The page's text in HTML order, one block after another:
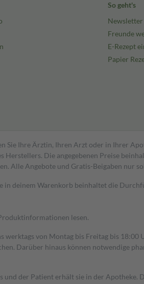
So geht's
Freunde
E-Rezept
Papier
Sie Ihre Ärztin, Ihren Arzt oder in Ihrer
Die angegebenen Preise
Alle Angebote und Gratis-Beigaben nur
deinem Warenkorb beinhaltet die
lesen.
von Montag bis Freitag bis
Darüber hinaus können notwendige
der Patient erhält sie in der